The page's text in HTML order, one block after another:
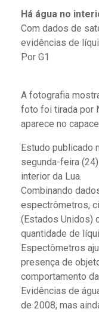
Há água no
Com dados de
evidências de
Por G1
A fotografia
foto foi tirada por
aparece no
Estudo publicado
segunda-feira
interior da Lua.
Combinando
espectrômetros,
(Estados Unidos)
quantidade de
Espectômetros
presença de
comportamento
Evidências de
de 2008, mas